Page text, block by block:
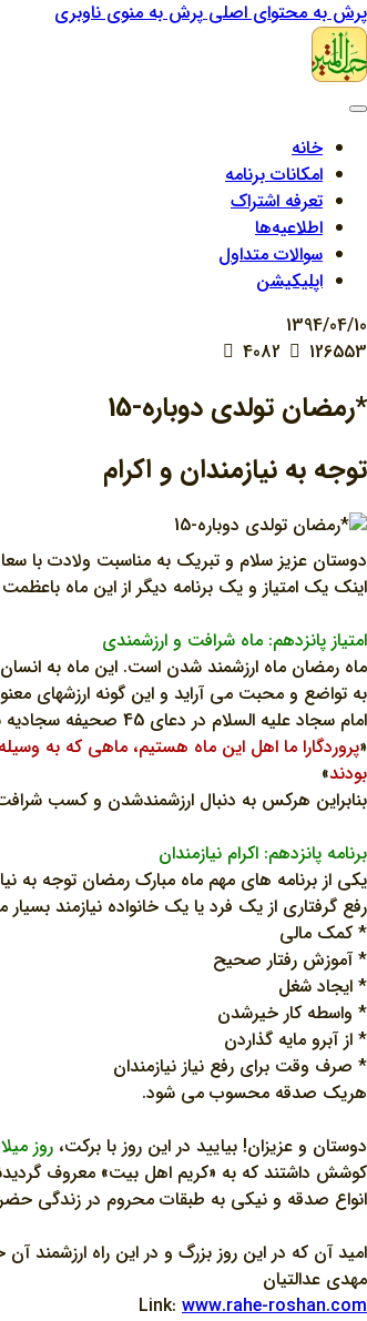
پرش به محتوای اصلیپرش به منوی ناوبری
خانه
امکانات برنامه
تعرفه اشتراک
اطلاعیه‌ها
سوالات متداول
اپلیکیشن
1394/04/10
126553
*رمضان تولدی دوباره-15
توجه به نیازمندان و اکرام
دوستان عزيز سلام و تبريک به مناسبت ولادت با
اينک يک امتياز و يک برنامه ديگر از اين ماه
امتياز پانزدهم: ماه شرافت و ارزشمندي
ماه رمضان ماه ارزشمند شدن است. اين ماه به
به تواضع و محبت مي آرايد و اين گونه ارزشهاي
امام سجاد عليه السلام در دعاي 45 صحيفه سجاديه به پيشگاه الهي عرضه مي دارند:
«پروردگارا ما اهل اين ماه هستيم، ماهي که به
بودند»
بنابراين هرکس به دنبال ارزشمندشدن و کسب شرافت
برنامه پانزدهم: اکرام نيازمندان
يکي از برنامه هاي مهم ماه مبارک رمضان توجه به
رفع گرفتاري از يک فرد يا يک خانواده نيازمند
* کمک مالي
* آموزش رفتار صحيح
* ايجاد شغل
* واسطه کار خيرشدن
* از آبرو مايه گذاردن
* صرف وقت براي رفع نياز نيازمندان
هريک صدقه محسوب مي شود.
دوستان و عزيزان! بياييد در اين روز با برکت، روز
کوشش داشتند که به «کريم اهل بيت» معروف
انواع صدقه و نيکي به طبقات محروم در زندگي
اميد آن که در اين روز بزرگ و در اين راه ارزشمند
مهدي عدالتيان
Link: www.rahe-roshan.com